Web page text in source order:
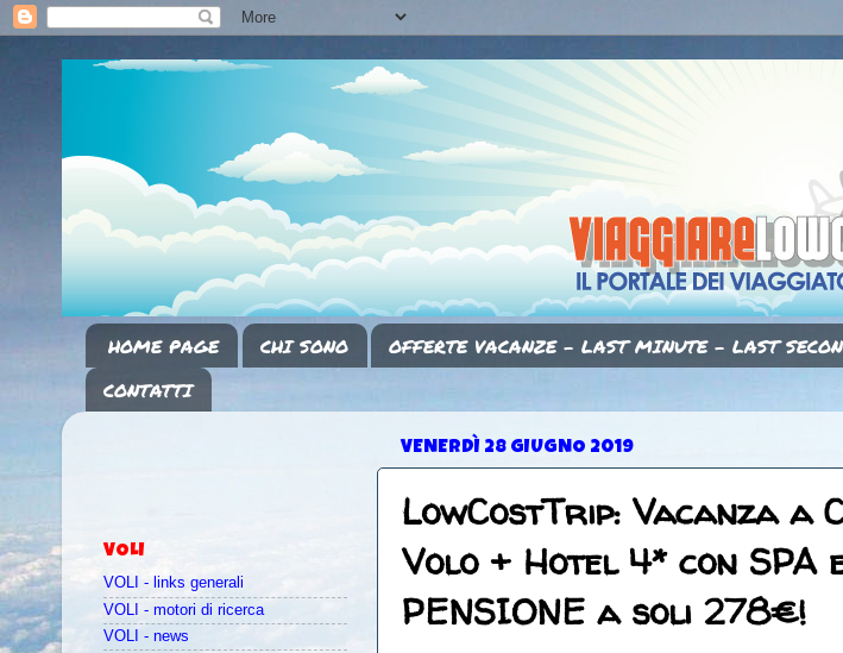
HOME PAGE CHI SONO OFFERTE VACANZE - LAST MINUTE - LAST
CONTATTI
VENERDÌ 28 GIUGNO 2019
LowCostTrip: Vacanza
Volo + Hotel 4* con SPA
PENSIONE a soli 278€!
VOLI
VOLI - links generali
VOLI - motori di ricerca
VOLI - news